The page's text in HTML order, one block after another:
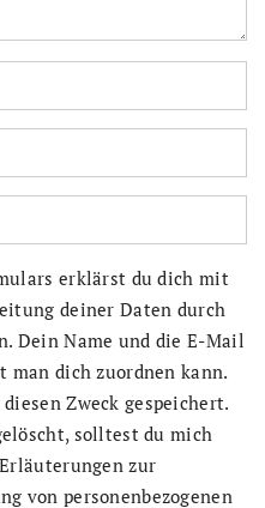
erklärst du dich mit
deiner Daten durch
Dein Name und die E-Mail
man dich zuordnen kann.
Zweck gespeichert.
solltest du mich
zur
von personenbezogenen